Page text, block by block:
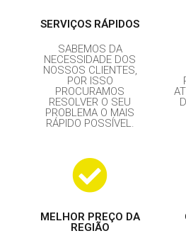
SERVIÇOS RÁPIDOS
SABEMOS DA
NECESSIDADE DOS
NOSSOS CLIENTES,
POR ISSO
PROCURAMOS
RESOLVER O SEU
PROBLEMA O MAIS
RÁPIDO POSSÍVEL.
MELHOR PREÇO DA
REGIÃO